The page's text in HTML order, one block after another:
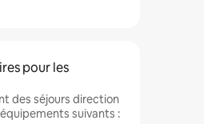
pour les
des séjours direction
suivants :